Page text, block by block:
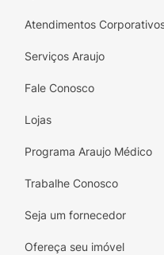
área dos olhos. Não
Atendimentos
Serviços Araujo
Fale Conosco
Lojas
Programa Araujo Médico
Trabalhe Conosco
Seja um fornecedor
Ofereça seu imóvel